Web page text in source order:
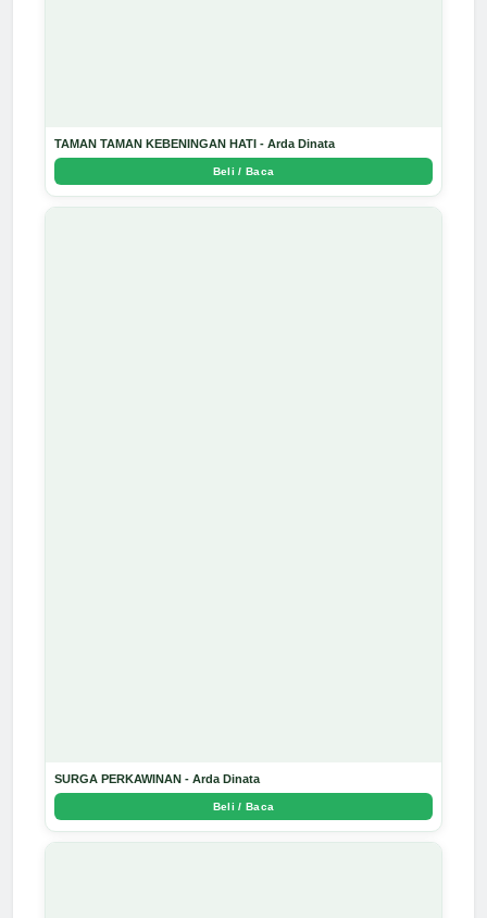
TAMAN TAMAN KEBENINGAN HATI - Arda Dinata
Beli / Baca
SURGA PERKAWINAN - Arda Dinata
Beli / Baca